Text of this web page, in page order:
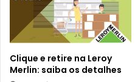
Clique e retire na Leroy
Merlin: saiba os detalhes